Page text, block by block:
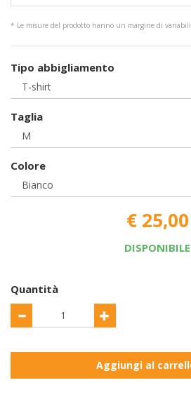
* Le misure del prodotto hanno un margine di
Tipo abbigliamento
Taglia
Colore
€ 25,00
DISPONIBILE
Quantità
Aggiungi al